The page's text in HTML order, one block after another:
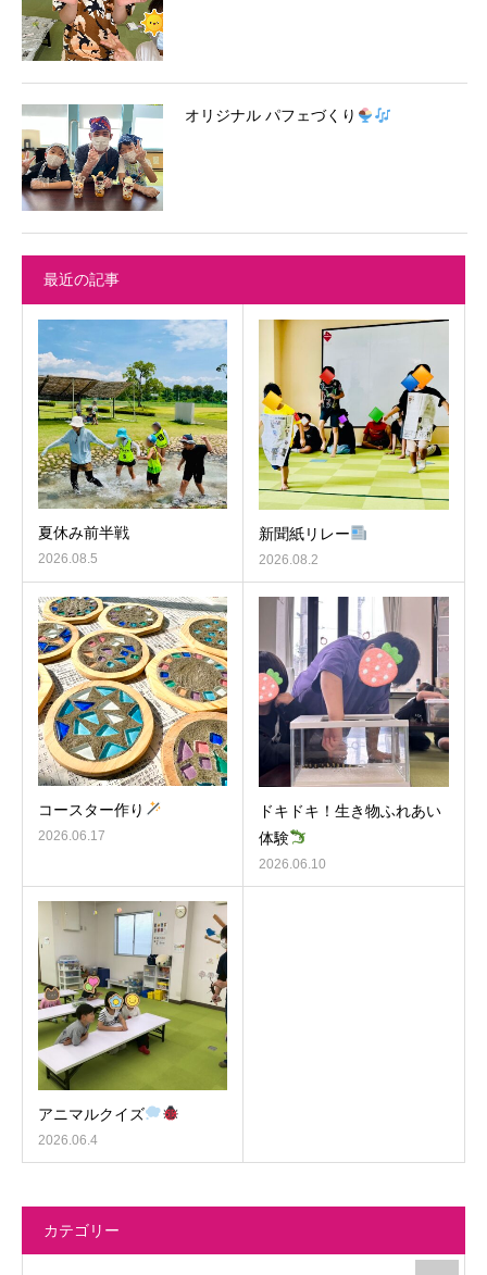
オリジナル パフェづくり
最近の記事
夏休み前半戦
2026.08.5
新聞紙リレー
2026.08.2
コースター作り
2026.06.17
ドキドキ！生き物ふれあい
体験
2026.06.10
アニマルクイズ
2026.06.4
カテゴリー